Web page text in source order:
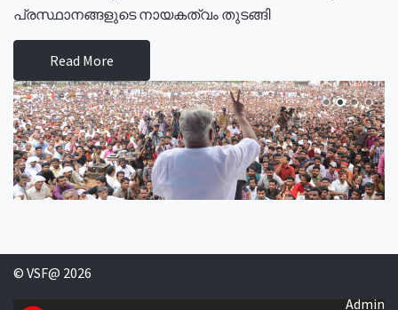
പ്രസ്ഥാനങ്ങളുടെ നായകത്വം തുടങ്ങി
Read More
© VSF@ 2026
Admin